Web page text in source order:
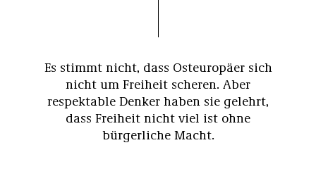
Es stimmt nicht, dass Osteuropäer sich
nicht um Freiheit scheren. Aber
respektable Denker haben sie gelehrt,
dass Freiheit nicht viel ist ohne
bürgerliche Macht.